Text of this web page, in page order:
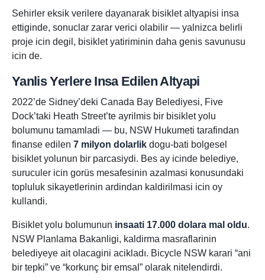
Sehirler eksik verilere dayanarak bisiklet altyapisi insa
ettiginde, sonuclar zarar verici olabilir — yalnizca belirli
proje icin degil, bisiklet yatiriminin daha genis savunusu
icin de.
Yanlis Yerlere Insa Edilen Altyapi
2022’de Sidney’deki Canada Bay Belediyesi, Five
Dock’taki Heath Street’te ayrilmis bir bisiklet yolu
bolumunu tamamladi — bu, NSW Hukumeti tarafindan
finanse edilen 7 milyon dolarlik dogu-bati bolgesel
bisiklet yolunun bir parcasiydi. Bes ay icinde belediye,
suruculer icin gorüs mesafesinin azalmasi konusundaki
topluluk sikayetlerinin ardindan kaldirilmasi icin oy
kullandi.
Bisiklet yolu bolumunun insaati 17.000 dolara mal oldu.
NSW Planlama Bakanligi, kaldirma masraflarinin
belediyeye ait olacagini acikladı. Bicycle NSW karari “ani
bir tepki” ve “korkunç bir emsal” olarak nitelendirdi.